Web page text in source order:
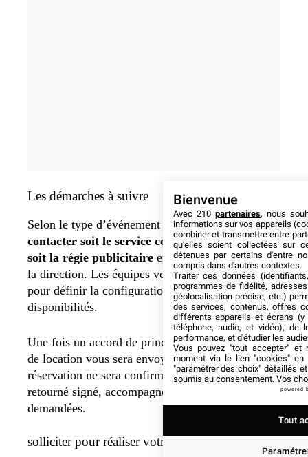
Les démarches à suivre
Selon le type d’événement imaginé, il vous faudra
contacter soit le service commercial du Dôme,
soit la régie publicitaire exclusive mandatée par
la direction. Les équipes vous accompagneront
pour définir la configuration idéale et vérifier les
disponibilités.
Une fois un accord de principe trouvé, un contrat
de location vous sera envoyé. Cependant, votre
réservation ne sera confirmée qu’une fois celui-ci
retourné signé, accompagné des arrhes
demandées.
solliciter pour réaliser votre projet au Dôme !
Bienvenue
Avec 210 partenaires, nous
informations sur vos appareils
combiner et transmettre entre
qu'elles soient collectées sur
détenues par certains d'entre
compris dans d'autres contextes.
Traiter ces données
programmes de fidélité,
géolocalisation précise, etc.)
des services, contenus, offres
différents appareils et écrans (y
téléphone, audio, et vidéo), de
performance, et d'étudier les
Vous pouvez "tout accepter" et
moment via le lien "cookies" en
"paramétrer des choix" détaillés
soumis au consentement. Vos
powered
Tout